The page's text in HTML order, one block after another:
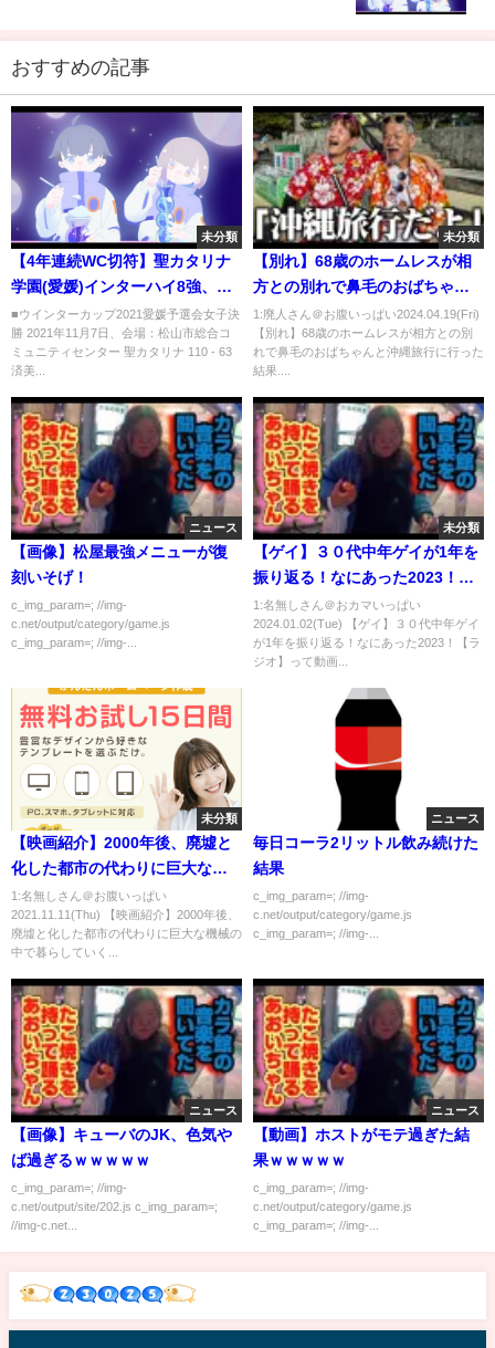
おすすめの記事
未分類
【4年連続WC切符】聖カタリナ
学園(愛媛)インターハイ8強、愛
媛Vで負傷中のキャプテンと全国
へ❗️[ウインターカップ2021愛媛
予選女子決
スケ ブカピ]
■ウインターカップ2021愛媛予選会女子決
勝 2021年11月7日、会場：松山市総合コ
ミュニティセンター 聖カタリナ 110 - 63
済美...
未分類
【別れ】68歳のホームレスが相
方との別れで鼻毛のおばちゃん
と沖縄旅行に行った結果...
1:廃人さん＠お腹いっぱい2024.04.19(Fri)
【別れ】68歳のホームレスが相方との別
れで鼻毛のおばちゃんと沖縄旅行に行った
結果....
ニュース
【画像】松屋最強メニューが復
刻いそげ！
c_img_param=; //img-
c.net/output/category/game.js
c_img_param=; //img-...
未分類
【ゲイ】３０代中年ゲイが1年を
振り返る！なにあった2023！
【ラジオ】
1:名無しさん＠おカマいっぱい
2024.01.02(Tue) 【ゲイ】３０代中年ゲイ
が1年を振り返る！なにあった2023！【ラ
ジオ】って動画...
未分類
【映画紹介】2000年後、廃墟と
化した都市の代わりに巨大な機
械の中で暮らしていく新しい人
類
1:名無しさん＠お腹いっぱい
2021.11.11(Thu) 【映画紹介】2000年後、
廃墟と化した都市の代わりに巨大な機械の
中で暮らしていく...
ニュース
毎日コーラ2リットル飲み続けた
結果
c_img_param=; //img-
c.net/output/category/game.js
c_img_param=; //img-...
ニュース
【画像】キューバのJK、色気や
ば過ぎるｗｗｗｗｗ
c_img_param=; //img-
c.net/output/site/202.js c_img_param=;
//img-c.net...
ニュース
【動画】ホストがモテ過ぎた結
果ｗｗｗｗｗ
c_img_param=; //img-
c.net/output/category/game.js
c_img_param=; //img-...